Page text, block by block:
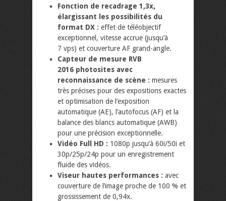
Fonction de recadrage 1,3x,
élargissant les possibilités du
format DX : effet de téléobjectif
exceptionnel, vitesse accrue (jusqu’à
7 vps) et couverture AF grand-angle.
Capteur de mesure RVB
2016 photosites avec
reconnaissance de scène : mesures
très précises pour des expositions exactes
et optimisation de l’exposition
automatique (AE), l’autofocus (AF) et la
balance des blancs automatique (AWB)
pour une précision exceptionnelle.
Vidéo Full HD : 1080p jusqu’à 60i/50i et
30p/25p/24p pour un enregistrement
fluide des vidéos.
Viseur hautes performances : avec
couverture de l’image proche de 100 % et
grossissement de 0,94x.